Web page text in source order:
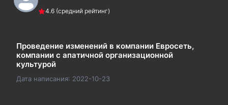
4.6 (средний рейтинг)
Проведение изменений в компании Евросеть,
компании с апатичной организационной
культурой
Дата написания: 2022-10-23